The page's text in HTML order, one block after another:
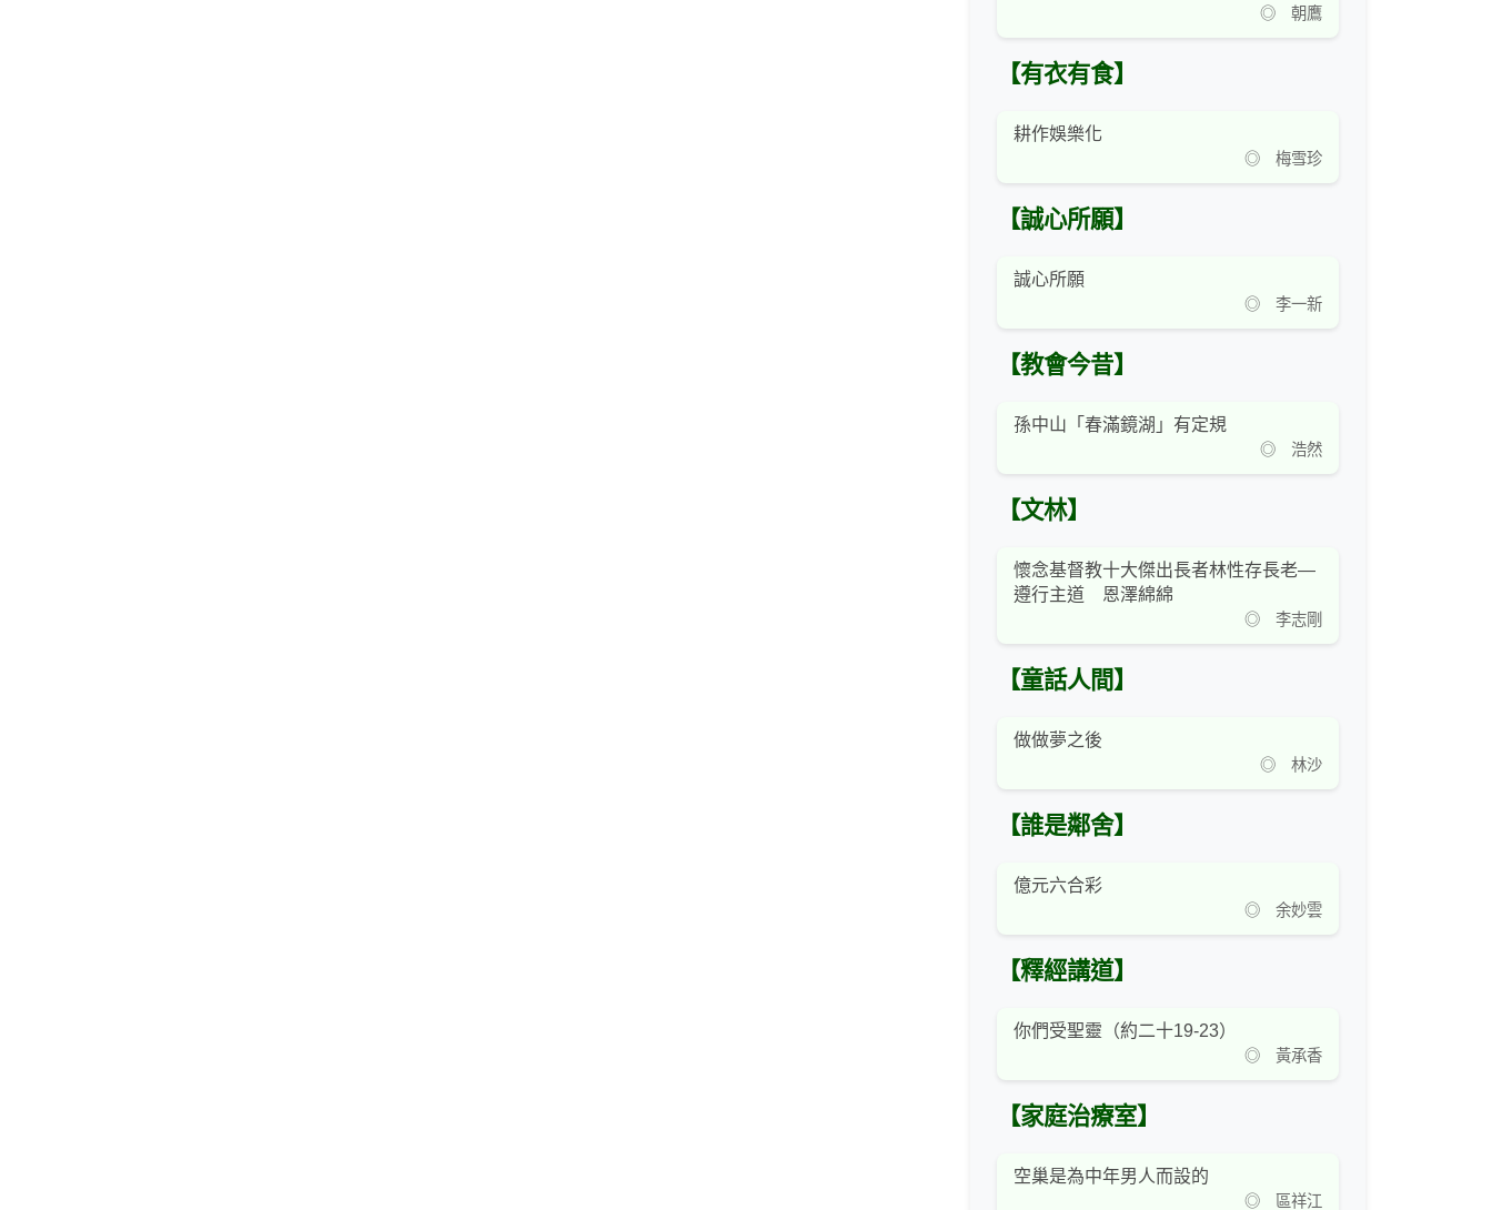
◎ 朝鷹
【有衣有食】
耕作娛樂化
◎ 梅雪珍
【誠心所願】
誠心所願
◎ 李一新
【教會今昔】
孫中山「春滿鏡湖」有定規
◎ 浩然
【文林】
懷念基督教十大傑出長者林性存長老—
遵行主道 恩澤綿綿
◎ 李志剛
【童話人間】
做做夢之後
◎ 林沙
【誰是鄰舍】
億元六合彩
◎ 余妙雲
【釋經講道】
你們受聖靈（約二十19-23）
◎ 黃承香
【家庭治療室】
空巢是為中年男人而設的
◎ 區祥江